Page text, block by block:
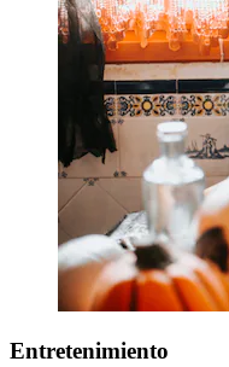
Entretenimiento